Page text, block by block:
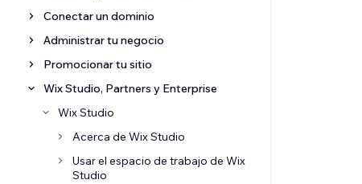
Conectar un dominio
Administrar tu negocio
Promocionar tu sitio
Wix Studio, Partners y Enterprise
Wix Studio
Acerca de Wix Studio
Usar el espacio de trabajo de Wix
Studio